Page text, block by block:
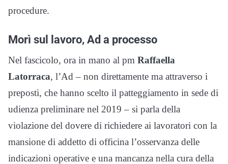
procedure.
Morì sul lavoro, Ad a processo
Nel fascicolo, ora in mano al pm Raffaella
Latorraca, l’Ad – non direttamente ma attraverso i
preposti, che hanno scelto il patteggiamento in sede di
udienza preliminare nel 2019 – si parla della
violazione del dovere di richiedere ai lavoratori con la
mansione di addetto di officina l’osservanza delle
indicazioni operative e una mancanza nella cura della